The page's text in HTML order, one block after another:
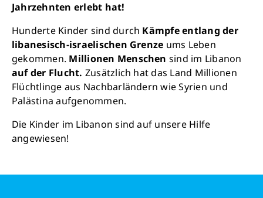
Jahrzehnten erlebt hat!
Hunderte Kinder sind durch Kämpfe entlang der
libanesisch-israelischen Grenze ums Leben
gekommen. Millionen Menschen sind im Libanon
auf der Flucht. Zusätzlich hat das Land Millionen
Flüchtlinge aus Nachbarländern wie Syrien und
Palästina aufgenommen.
Die Kinder im Libanon sind auf unsere Hilfe
angewiesen!